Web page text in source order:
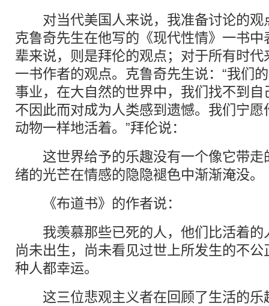
对当代美国人来说，我准备讨论的观
克鲁奇先生在他写的《现代性情》一书
辈来说，则是拜伦的观点；对于所有时
一书作者的观点。克鲁奇先生说：“我们
事业，在大自然的世界中，我们找不到
不因此而对成为人类感到遗憾。我们宁
动物一样地活着。”拜伦说：
这世界给予的乐趣没有一个像它带走
绪的光芒在情感的隐隐褪色中渐渐淹没。
《布道书》的作者说：
我羡慕那些已死的人，他们比活着的
尚未出生，尚未看见过世上所发生的不
种人都幸运。
这三位悲观主义者在回顾了生活的乐